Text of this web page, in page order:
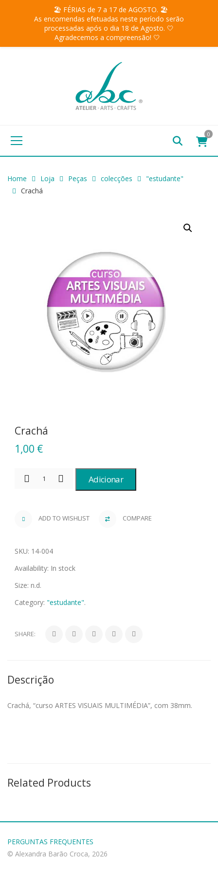
0
Home Loja Peças colecções
"estudante"
Crachá
Crachá
1,00 €
Adicionar
ADD TO WISHLIST COMPARE
SKU: 14-004
Availability: In stock
Size: n.d.
Category: "estudante".
SHARE:
Descrição
Crachá, “curso ARTES VISUAIS MULTIMÉDIA”, com 38mm.
Related Products
PERGUNTAS FREQUENTES
© Alexandra Barão Croca, 2026
🏖️ FÉRIAS de 7 a 17 de AGOSTO. 🏖️
As encomendas efetuadas neste período serão
processadas após o dia 18 de Agosto. 🤍
Agradecemos a compreensão! 🤍